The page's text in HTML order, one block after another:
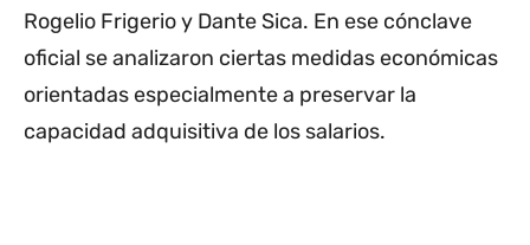
Rogelio Frigerio y Dante Sica. En ese cónclave
oficial se analizaron ciertas medidas económicas
orientadas especialmente a preservar la
capacidad adquisitiva de los salarios.